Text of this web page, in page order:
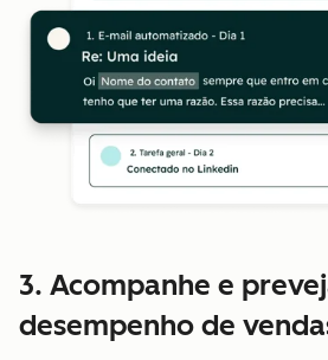
3. Acompanhe e
desempenho de